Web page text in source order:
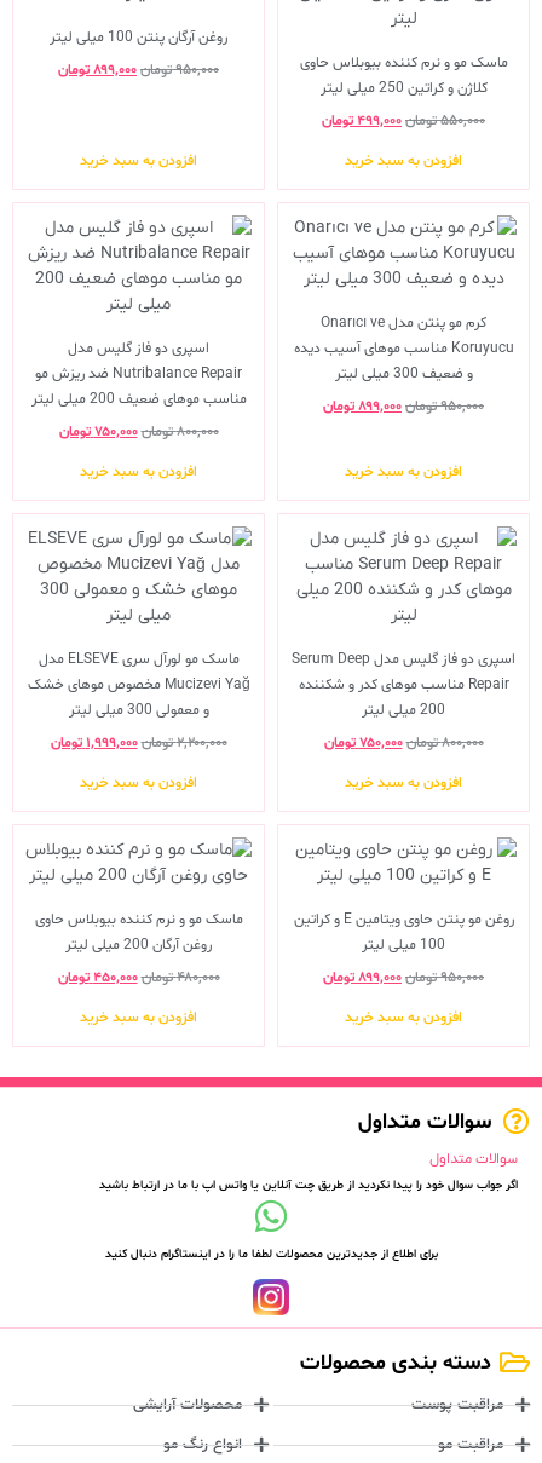
ماسک مو و نرم کننده بیوبلاس حاوی
کلاژن و کراتین 250 میلی لیتر
۵۵۰,۰۰۰تومان۴۹۹,۰۰۰تومان
افزودن به سبد خرید
روغن آرگان پنتن 100 میلی لیتر
۹۵۰,۰۰۰تومان۸۹۹,۰۰۰تومان
افزودن به سبد خرید
کرم مو پنتن مدل Onarıcı ve
Koruyucu مناسب موهای آسیب دیده
و ضعیف 300 میلی لیتر
۹۵۰,۰۰۰تومان۸۹۹,۰۰۰تومان
افزودن به سبد خرید
اسپری دو فاز گلیس مدل
Nutribalance Repair ضد ریزش مو
مناسب موهای ضعیف 200 میلی لیتر
۸۰۰,۰۰۰تومان۷۵۰,۰۰۰ تومان
افزودن به سبد خرید
اسپری دو فاز گلیس مدل Serum Deep
Repair مناسب موهای کدر و شکننده
200 میلی لیتر
۸۰۰,۰۰۰تومان۷۵۰,۰۰۰ تومان
افزودن به سبد خرید
ماسک مو لورآل سری ELSEVE مدل
Mucizevi Yağ مخصوص موهای خشک
و معمولی 300 میلی لیتر
۲,۲۰۰,۰۰۰تومان۱,۹۹۹,۰۰۰ تومان
افزودن به سبد خرید
روغن مو پنتن حاوی ویتامین E و کراتین
100 میلی لیتر
۹۵۰,۰۰۰تومان۸۹۹,۰۰۰تومان
افزودن به سبد خرید
ماسک مو و نرم کننده بیوبلاس حاوی
روغن آرگان 200 میلی لیتر
۴۸۰,۰۰۰تومان۴۵۰,۰۰۰ تومان
افزودن به سبد خرید
سوالات متداول
سوالات متداول
اگر جواب سوال خود را پیدا نکردید از طریق چت آنلاین یا واتس اپ با ما در ارتباط باشید
برای اطلاع از جدیدترین محصولات لطفا ما را در اینستاگرام دنبال کنید
دسته بندی محصولات
مراقبت پوست
مراقبت مو
محصولات آرایشی
انواع رنگ مو